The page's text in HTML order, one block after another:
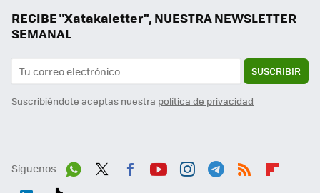
RECIBE "Xatakaletter", NUESTRA NEWSLETTER
SEMANAL
SUSCRIBIR
Suscribiéndote aceptas nuestra política de privacidad
Síguenos